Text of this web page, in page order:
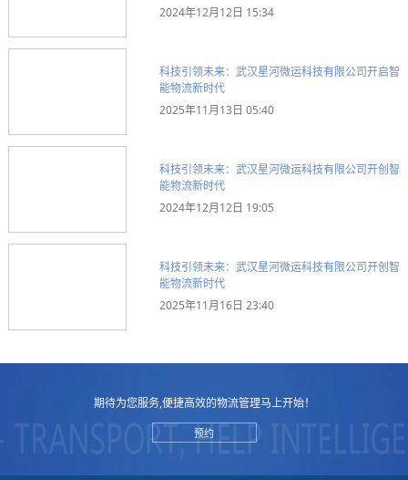
2024年12月12日 15:34
科技引领未来：武汉星河微运科技有限公司开启智
能物流新时代
2025年11月13日 05:40
科技引领未来：武汉星河微运科技有限公司开创智
能物流新时代
2024年12月12日 19:05
科技引领未来：武汉星河微运科技有限公司开创智
能物流新时代
2025年11月16日 23:40
期待为您服务,便捷高效的物流管理马上开始！
预约